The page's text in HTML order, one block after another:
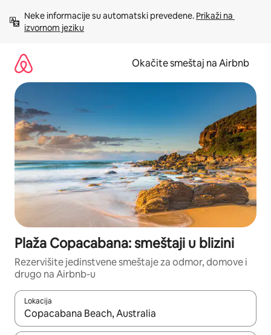
sadržaj
Neke informacije su automatski prevedene. Prikaži na
izvornom jeziku
Okačite smeštaj na Airbnb
Plaža Copacabana: smeštaji u blizini
Rezervišite jedinstvene smeštaje za odmor, domove i
drugo na Airbnb-u
Lokacija
Kad su rezultati dostupni, možete da se krećete kroz njih